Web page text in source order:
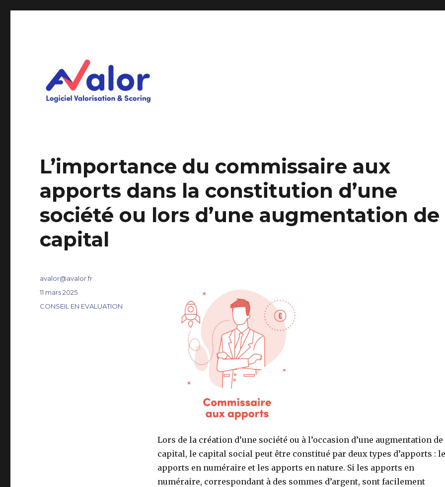
L’importance du commissaire aux
apports dans la constitution d’une
société ou lors d’une augmentation de
capital
Lors de la création d’une société ou à l’occasion d’une augmentation de
capital, le capital social peut être constitué par deux types d’apports :
apports en numéraire et les apports en nature. Si les apports en
numéraire, correspondant à des sommes d’argent, sont facilement
Auteur
avalor@avalor.fr
Publié
11 mars 2025
Catégories
CONSEIL EN EVALUATION